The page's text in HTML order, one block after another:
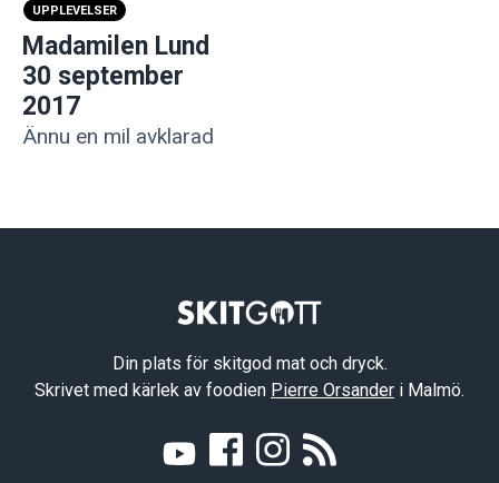
UPPLEVELSER
Madamilen Lund
30 september
2017
Ännu en mil avklarad
Din plats för skitgod mat och dryck.
Skrivet med kärlek av foodien Pierre Orsander i Malmö.